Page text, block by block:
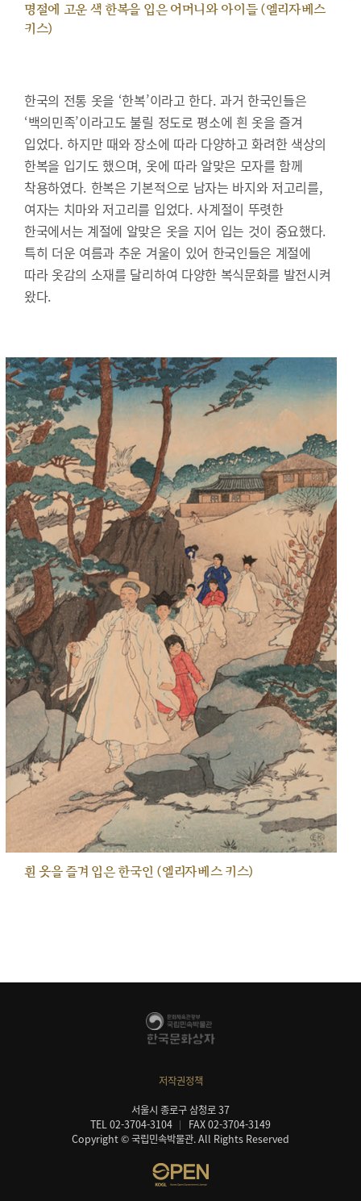
명절에 고운 색 한복을 입은 어머니와 아이들 (엘리자베스
키스)
한국의 전통 옷을 ‘한복’이라고 한다. 과거 한국인들은
‘백의민족’이라고도 불릴 정도로 평소에 흰 옷을 즐겨
입었다. 하지만 때와 장소에 따라 다양하고 화려한 색상의
한복을 입기도 했으며, 옷에 따라 알맞은 모자를 함께
착용하였다. 한복은 기본적으로 남자는 바지와 저고리를,
여자는 치마와 저고리를 입었다. 사계절이 뚜렷한
한국에서는 계절에 알맞은 옷을 지어 입는 것이 중요했다.
특히 더운 여름과 추운 겨울이 있어 한국인들은 계절에
따라 옷감의 소재를 달리하여 다양한 복식문화를 발전시켜
왔다.
흰 옷을 즐겨 입은 한국인 (엘리자베스 키스)
저작권정책
서울시 종로구 삼청로 37
TEL 02-3704-3104
FAX 02-3704-3149
Copyright © 국립민속박물관. All Rights Reserved